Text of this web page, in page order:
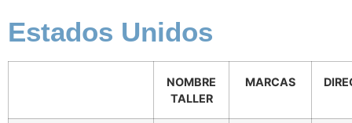
Estados Unidos
NOMBRE
TALLER
MARCAS